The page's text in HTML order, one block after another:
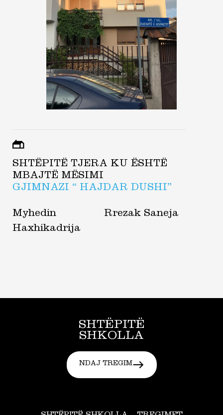
SHTËPITË TJERA KU ËSHTË
MBAJTË MËSIMI
GJIMNAZI “ HAJDAR DUSHI”
Myhedin
Haxhikadrija
Rrezak Saneja
SHTËPITË
SHKOLLA
NDAJ TREGIM